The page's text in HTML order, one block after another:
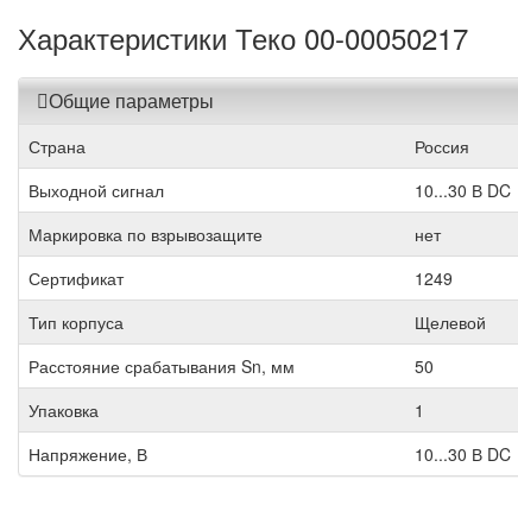
Характеристики Теко 00-00050217
Общие параметры
Страна
Россия
Выходной сигнал
10...30 В DC
Маркировка по взрывозащите
нет
Сертификат
1249
Тип корпуса
Щелевой
Расстояние срабатывания Sn, мм
50
Упаковка
1
Напряжение, В
10...30 В DC